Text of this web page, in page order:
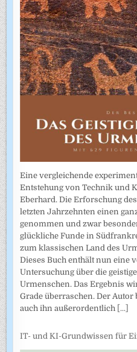
Eine vergleichende
Entstehung von Technik und
Eberhard. Die Erforschung
letzten Jahrzehnten einen
genommen und zwar
glückliche Funde in
zum klassischen Land des
Dieses Buch enthält nun eine
Untersuchung über die
Urmenschen. Das Ergebnis
Grade überraschen. Der Autor
auch ihn außerordentlich [...]
IT- und KI-Grundwissen für